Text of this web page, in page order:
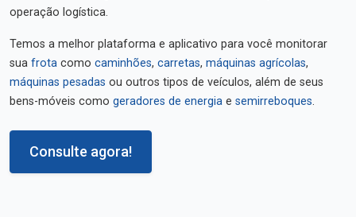
operação logística.
Temos a melhor plataforma e aplicativo para você monitorar
sua frota como caminhões, carretas, máquinas agrícolas,
máquinas pesadas ou outros tipos de veículos, além de seus
bens-móveis como geradores de energia e semirreboques.
Consulte agora!